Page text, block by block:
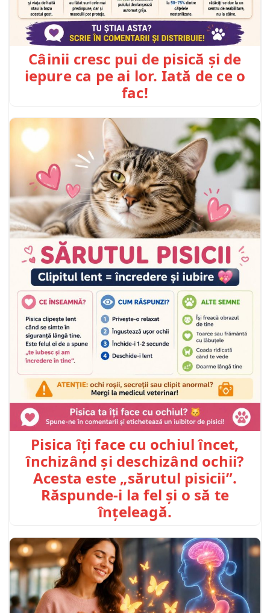
Câinii cresc pui de pisică și de
iepure ca pe ai lor. Iată de ce o
fac!
Pisica îți face cu ochiul încet,
închizând și deschizând ochii?
Acesta este „sărutul pisicii”.
Răspunde-i la fel și o să te
înțeleagă.